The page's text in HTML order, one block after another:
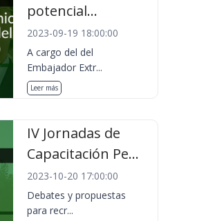
potencial...
2023-09-19 18:00:00
A cargo del del
Embajador Extr...
Leer más
IV Jornadas de
Capacitación Pe...
2023-10-20 17:00:00
Debates y propuestas
para recr...